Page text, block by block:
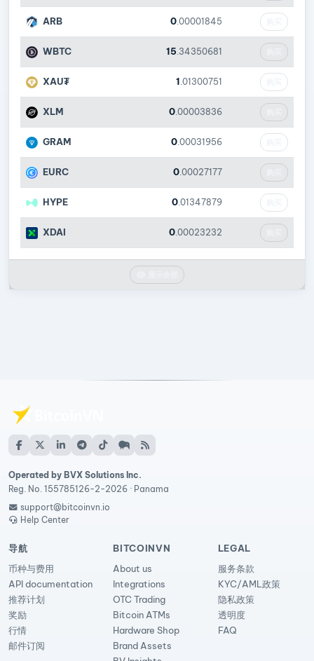
ARB 0 .00001845
WBTC 15 .34350681
XAU₮ 1 .01300751
XLM 0 .00003836
GRAM 0 .00031956
EURC 0 .00027177
HYPE 0 .01347879
XDAI 0 .00023232
Operated by BVX Solutions Inc.
Reg. No. 155785126-2-2026 · Panama
support@bitcoinvn.io
Help Center
导航
币种与费用
API documentation
推荐计划
奖励
行情
邮件订阅
BITCOINVN
About us
Integrations
OTC Trading
Bitcoin ATMs
Hardware Shop
Brand Assets
LEGAL
服务条款
KYC/AML政策
隐私政策
透明度
FAQ